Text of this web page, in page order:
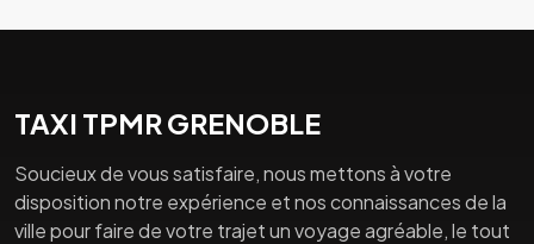
TAXI TPMR GRENOBLE
Soucieux de vous satisfaire, nous mettons à votre
disposition notre expérience et nos connaissances de la
ville pour faire de votre trajet un voyage agréable, le tout